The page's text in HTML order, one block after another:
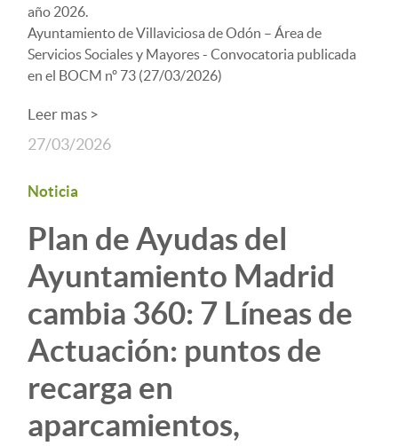
año 2026.
Ayuntamiento de Villaviciosa de Odón – Área de
Servicios Sociales y Mayores - Convocatoria publicada
en el BOCM nº 73 (27/03/2026)
Leer mas >
27/03/2026
Noticia
Plan de Ayudas del
Ayuntamiento Madrid
cambia 360: 7 Líneas de
Actuación: puntos de
recarga en
aparcamientos,